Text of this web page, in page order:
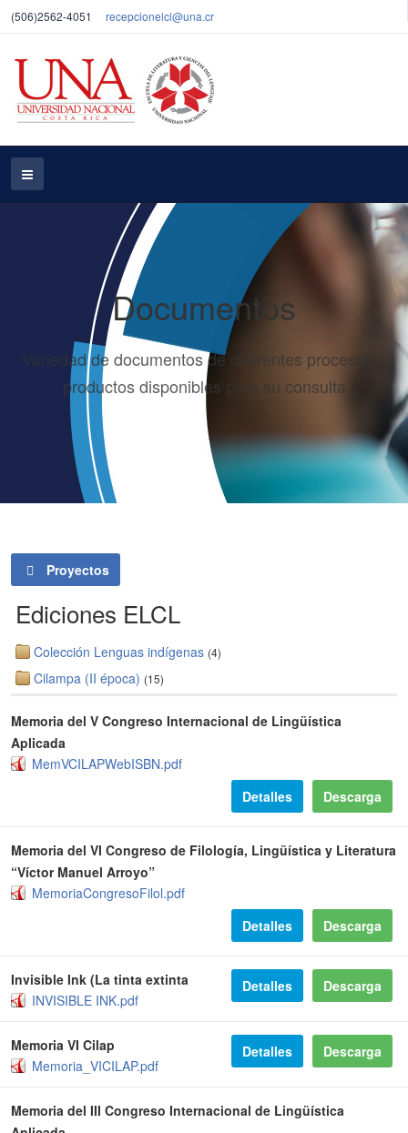
(506)2562-4051 recepcionelcl@una.cr
Documentos
Variedad de documentos de diferentes procesos y
productos disponibles para su consulta
Proyectos
Ediciones ELCL
Colección Lenguas indígenas (4)
Cilampa (II época) (15)
Memoria del V Congreso Internacional de Lingüística
Aplicada
MemVCILAPWebISBN.pdf
Descarga
Detalles
Memoria del VI Congreso de Filología, Lingüística y Literatura
“Víctor Manuel Arroyo”
MemoriaCongresoFilol.pdf
Descarga
Detalles
Invisible Ink (La tinta extinta
INVISIBLE INK.pdf
Descarga
Detalles
Memoria VI Cilap
Memoria_VICILAP.pdf
Descarga
Detalles
Memoria del III Congreso Internacional de Lingüística